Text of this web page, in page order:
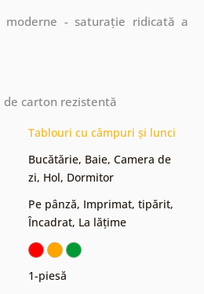
- saturație ridicată a
carton rezistentă
Tablouri cu câmpuri și lunci
Bucătărie, Baie, Camera de
zi, Hol, Dormitor
Pe pânză, Imprimat, tipărit,
Încadrat, La lățime
1-piesă